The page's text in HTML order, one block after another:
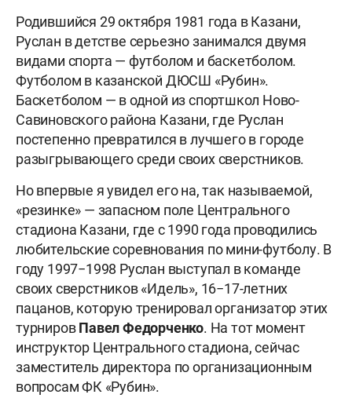
Родившийся 29 октября 1981 года в Казани,
Руслан в детстве серьезно занимался двумя
видами спорта — футболом и баскетболом.
Футболом в казанской ДЮСШ «Рубин».
Баскетболом — в одной из спортшкол Ново-
Савиновского района Казани, где Руслан
постепенно превратился в лучшего в городе
разыгрывающего среди своих сверстников.
Но впервые я увидел его на, так называемой,
«резинке» — запасном поле Центрального
стадиона Казани, где с 1990 года проводились
любительские соревнования по мини-футболу. В
году 1997−1998 Руслан выступал в команде
своих сверстников «Идель», 16−17-летних
пацанов, которую тренировал организатор этих
турнировПавел Федорченко. На тот момент
инструктор Центрального стадиона, сейчас
заместитель директора по организационным
вопросам ФК «Рубин».